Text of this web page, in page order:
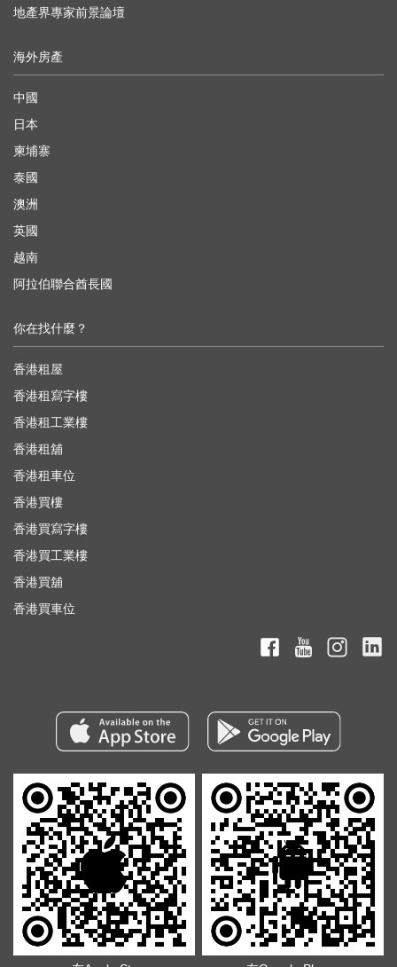
地產界專家前景論壇
海外房產
中國
日本
柬埔寨
泰國
澳洲
英國
越南
阿拉伯聯合酋長國
你在找什麼？
香港租屋
香港租寫字樓
香港租工業樓
香港租舖
香港租車位
香港買樓
香港買寫字樓
香港買工業樓
香港買舖
香港買車位